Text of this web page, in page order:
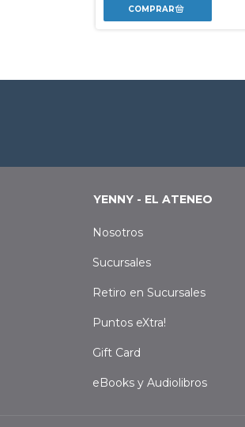
YENNY - EL ATENEO
Nosotros
Sucursales
Retiro en Sucursales
Puntos eXtra!
Gift Card
eBooks y Audiolibros